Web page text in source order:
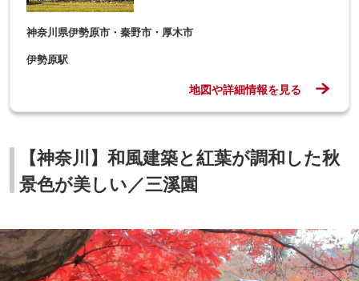
神奈川県伊勢原市・秦野市・厚木市
伊勢原駅
地図や詳細情報を見る
【神奈川】和風建築と紅葉が調和した秋
景色が美しい／三溪園